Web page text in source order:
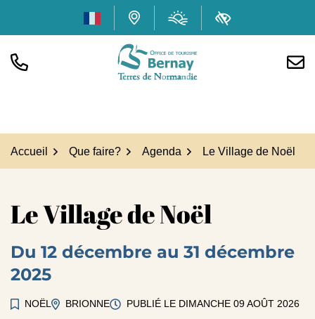
Carte interactive
Météo
(ouverture
Accessibilité
TÉL. Office de tourisme
Accueil Que faire? Agenda Le Village de Noël
Le Village de Noël
Du 12 décembre au 31 décembre
2025
NOËL BRIONNE PUBLIÉ LE DIMANCHE 09 AOÛT 2026